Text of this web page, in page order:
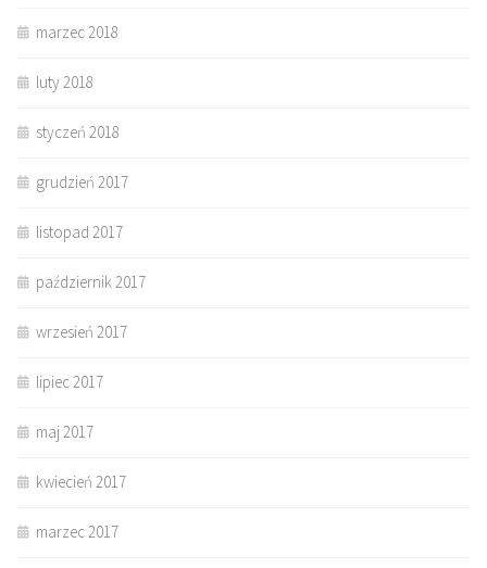
marzec 2018
luty 2018
styczeń 2018
grudzień 2017
listopad 2017
październik 2017
wrzesień 2017
lipiec 2017
maj 2017
kwiecień 2017
marzec 2017